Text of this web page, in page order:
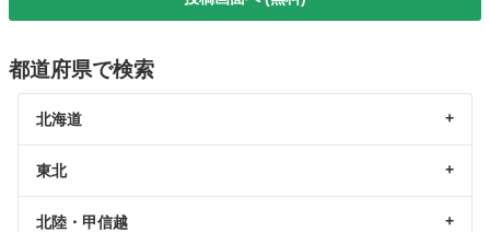
都道府県で検索
北海道
東北
北陸・甲信越